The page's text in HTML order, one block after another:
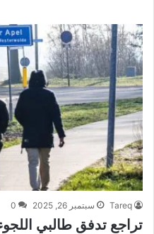
Tareq سبتمبر 26, 2025 0
تراجع تدفق طالبي